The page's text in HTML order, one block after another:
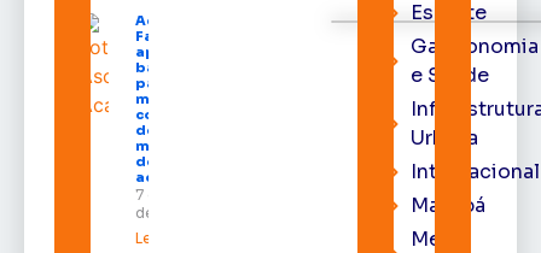
Acácio
Favacho
apresenta
balanço
parcial do
mandato
com mais
de R$ 668
milhões
destinados
ao Amapá
7 de agosto
de 2026
Leia mais »
Esporte
Gastronomia
e Saúde
Urbana
Internacional
Macapá
Meio